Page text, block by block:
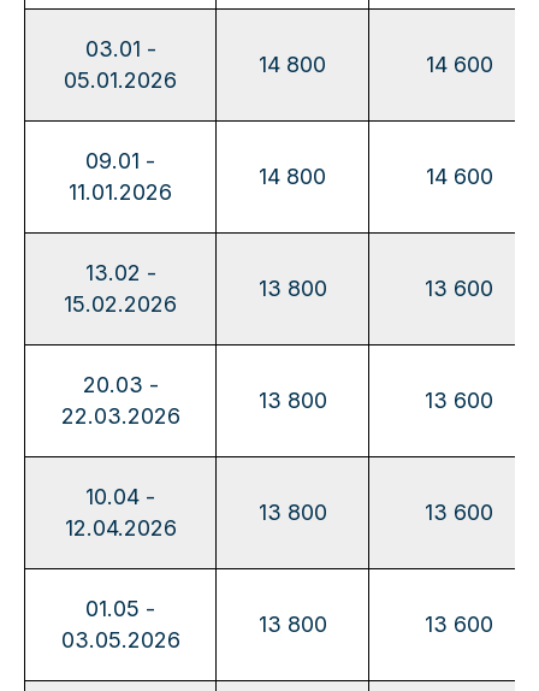
03.01 -
05.01.2026
14 800 14 600
09.01 -
11.01.2026
14 800 14 600
13.02 -
15.02.2026
13 800 13 600
20.03 -
22.03.2026
13 800 13 600
10.04 -
12.04.2026
13 800 13 600
01.05 -
03.05.2026
13 800 13 600